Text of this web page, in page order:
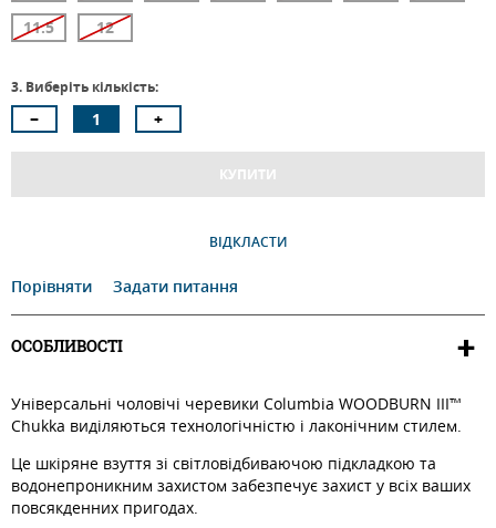
11.5
12
3. Виберіть кількість:
КУПИТИ
ВІДКЛАСТИ
Порівняти Задати питання
ОСОБЛИВОСТІ
Універсальні чоловічі черевики Columbia WOODBURN III™
Chukka виділяються технологічністю і лаконічним стилем.
Це шкіряне взуття зі світловідбиваючою підкладкою та
водонепроникним захистом забезпечує захист у всіх ваших
повсякденних пригодах.